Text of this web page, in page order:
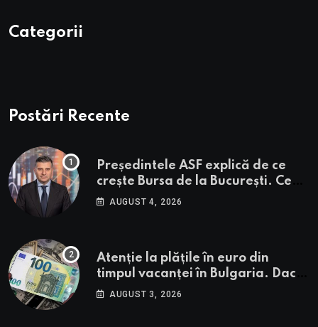
Categorii
Postări Recente
Președintele ASF explică de ce
crește Bursa de la București. Ce
urmează pentru BVB potrivit lui
AUGUST 4, 2026
Atenție la plățile în euro din
timpul vacanței în Bulgaria. Dacă
în România cele mai falsificate
AUGUST 3, 2026